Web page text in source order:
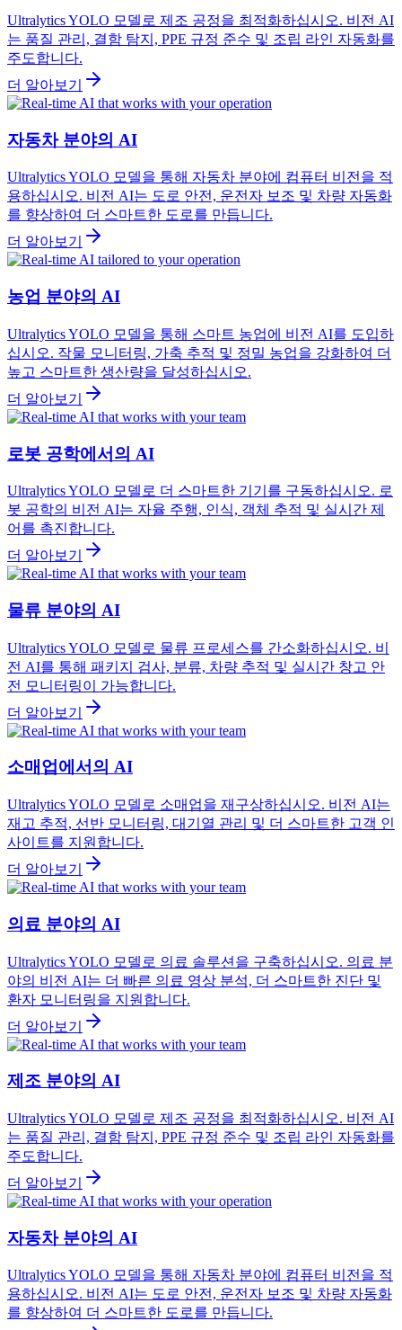
Ultralytics YOLO 모델로 제조 공정을 최적화하십시오. 비전 AI
는 품질 관리, 결함 탐지, PPE 규정 준수 및 조립 라인 자동화를
주도합니다.
더 알아보기
자동차 분야의 AI
Ultralytics YOLO 모델을 통해 자동차 분야에 컴퓨터 비전을 적
용하십시오. 비전 AI는 도로 안전, 운전자 보조 및 차량 자동화
를 향상하여 더 스마트한 도로를 만듭니다.
더 알아보기
농업 분야의 AI
Ultralytics YOLO 모델을 통해 스마트 농업에 비전 AI를 도입하
십시오. 작물 모니터링, 가축 추적 및 정밀 농업을 강화하여 더
높고 스마트한 생산량을 달성하십시오.
더 알아보기
로봇 공학에서의 AI
Ultralytics YOLO 모델로 더 스마트한 기기를 구동하십시오. 로
봇 공학의 비전 AI는 자율 주행, 인식, 객체 추적 및 실시간 제
어를 촉진합니다.
더 알아보기
물류 분야의 AI
Ultralytics YOLO 모델로 물류 프로세스를 간소화하십시오. 비
전 AI를 통해 패키지 검사, 분류, 차량 추적 및 실시간 창고 안
전 모니터링이 가능합니다.
더 알아보기
소매업에서의 AI
Ultralytics YOLO 모델로 소매업을 재구상하십시오. 비전 AI는
재고 추적, 선반 모니터링, 대기열 관리 및 더 스마트한 고객 인
사이트를 지원합니다.
더 알아보기
의료 분야의 AI
Ultralytics YOLO 모델로 의료 솔루션을 구축하십시오. 의료 분
야의 비전 AI는 더 빠른 의료 영상 분석, 더 스마트한 진단 및
환자 모니터링을 지원합니다.
더 알아보기
제조 분야의 AI
Ultralytics YOLO 모델로 제조 공정을 최적화하십시오. 비전 AI
는 품질 관리, 결함 탐지, PPE 규정 준수 및 조립 라인 자동화를
주도합니다.
더 알아보기
자동차 분야의 AI
Ultralytics YOLO 모델을 통해 자동차 분야에 컴퓨터 비전을 적
용하십시오. 비전 AI는 도로 안전, 운전자 보조 및 차량 자동화
를 향상하여 더 스마트한 도로를 만듭니다.